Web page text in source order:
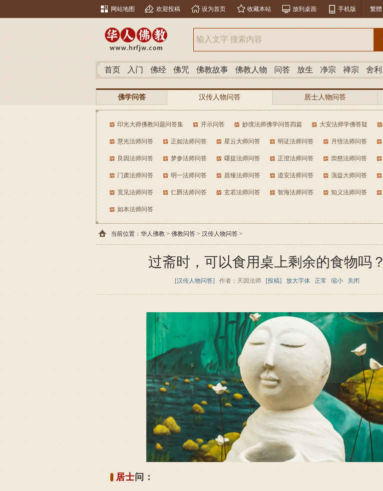
网站地图 欢迎投稿 设为首页 收藏本站 放到桌面 手机版 繁體
首页 入门 佛经 佛咒 佛教故事 佛教人物 问答 放生 净宗 禅宗 舍利
佛学问答 汉传人物问答 居士人物问答
南传人物问答
分类问答
印光大师佛教问题问答集 开示问答 妙境法师佛学问答四篇 大安法师学佛答疑
慧光法师问答 正如法师问答 星云大师问答 明证法师问答 月悟法师问答
良因法师问答 梦参法师问答 曙提法师问答 正澄法师问答 崇慈法师问答
门肃法师问答 明一法师问答 昌臻法师问答 道安法师问答 蕅益大师问答
宽见法师问答 仁爵法师问答 玄若法师问答 智海法师问答 知义法师问答
如本法师问答
当前位置： 华人佛教 > 佛教问答 > 汉传人物问答 >
过斋时，可以食用桌上剩余的食物吗？
[汉传人物问答] 作者：天因法师 [投稿] 放大字体 正常 缩小 关闭
居士 问：